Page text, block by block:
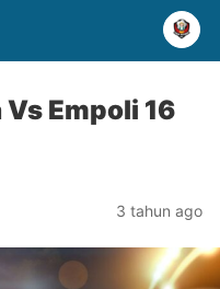
Empoli 16
3 tahun ago